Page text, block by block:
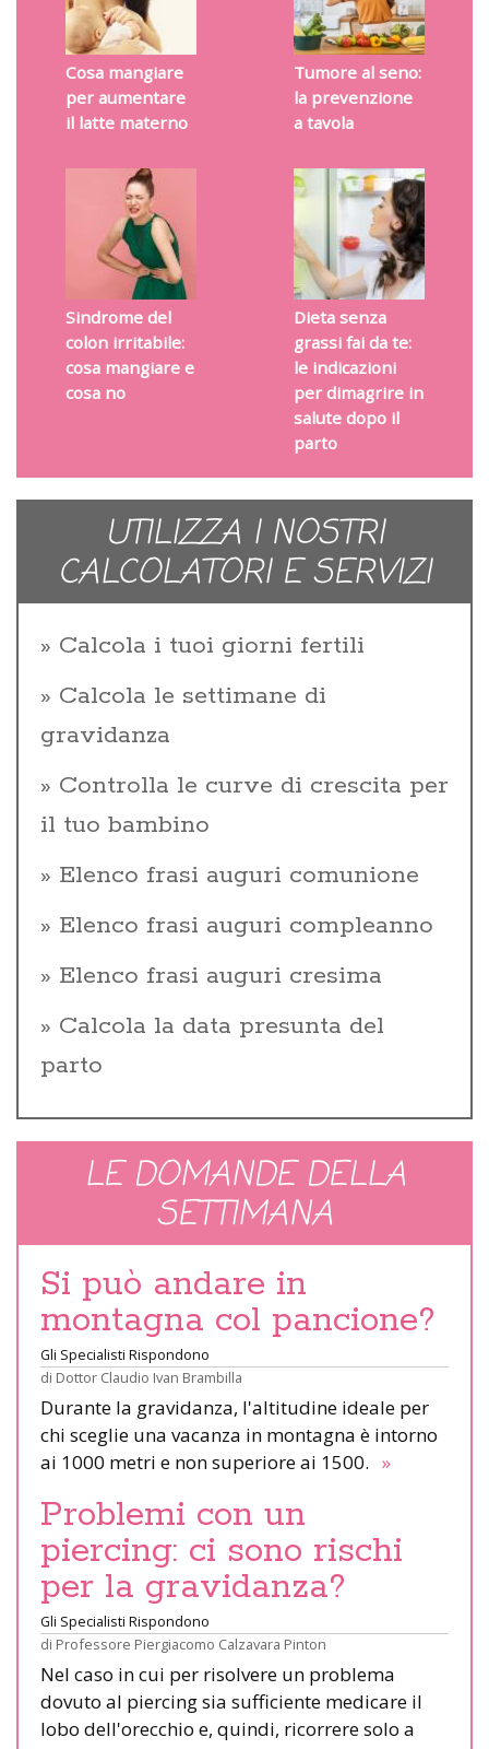
Cosa mangiare
per aumentare
il latte materno
Tumore al seno:
la prevenzione
a tavola
Sindrome del
colon irritabile:
cosa mangiare e
cosa no
Dieta senza
grassi fai da te:
le indicazioni
per dimagrire in
salute dopo il
parto
UTILIZZA I NOSTRI
CALCOLATORI E SERVIZI
Calcola i tuoi giorni fertili
Calcola le settimane di
gravidanza
Controlla le curve di crescita per
il tuo bambino
Elenco frasi auguri comunione
Elenco frasi auguri compleanno
Elenco frasi auguri cresima
Calcola la data presunta del
parto
LE DOMANDE DELLA
SETTIMANA
Si può andare in
montagna col pancione?
Gli Specialisti Rispondono
di Dottor Claudio Ivan Brambilla
Durante la gravidanza, l'altitudine ideale per
chi sceglie una vacanza in montagna è intorno
ai 1000 metri e non superiore ai 1500. »
Problemi con un
piercing: ci sono rischi
per la gravidanza?
Gli Specialisti Rispondono
di Professore Piergiacomo Calzavara Pinton
Nel caso in cui per risolvere un problema
dovuto al piercing sia sufficiente medicare il
lobo dell'orecchio e, quindi, ricorrere solo a